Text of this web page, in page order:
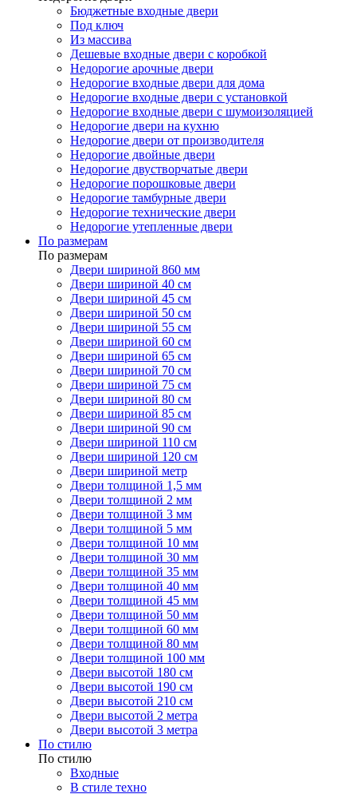
Бюджетные входные двери
Под ключ
Из массива
Дешевые входные двери с коробкой
Недорогие арочные двери
Недорогие входные двери для дома
Недорогие входные двери с установкой
Недорогие входные двери с шумоизоляцией
Недорогие двери на кухню
Недорогие двери от производителя
Недорогие двойные двери
Недорогие двустворчатые двери
Недорогие порошковые двери
Недорогие тамбурные двери
Недорогие технические двери
Недорогие утепленные двери
По размерам
По размерам
Двери шириной 860 мм
Двери шириной 40 см
Двери шириной 45 см
Двери шириной 50 см
Двери шириной 55 см
Двери шириной 60 см
Двери шириной 65 см
Двери шириной 70 см
Двери шириной 75 см
Двери шириной 80 см
Двери шириной 85 см
Двери шириной 90 см
Двери шириной 110 см
Двери шириной 120 см
Двери шириной метр
Двери толщиной 1,5 мм
Двери толщиной 2 мм
Двери толщиной 3 мм
Двери толщиной 5 мм
Двери толщиной 10 мм
Двери толщиной 30 мм
Двери толщиной 35 мм
Двери толщиной 40 мм
Двери толщиной 45 мм
Двери толщиной 50 мм
Двери толщиной 60 мм
Двери толщиной 80 мм
Двери толщиной 100 мм
Двери высотой 180 см
Двери высотой 190 см
Двери высотой 210 см
Двери высотой 2 метра
Двери высотой 3 метра
По стилю
По стилю
Входные
В стиле техно